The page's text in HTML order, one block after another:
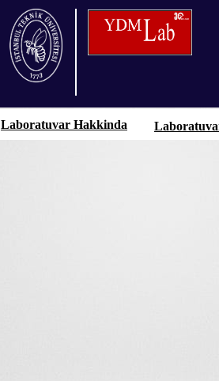
Laboratuvar Hakkinda